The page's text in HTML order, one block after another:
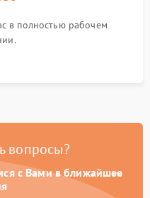
в полностью рабочем
вопросы?
с Вами в ближайшее